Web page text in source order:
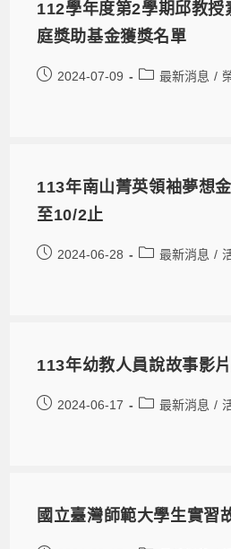
112學年度第2學期邱教授
庭獎助基金獲獎名單
2024-07-09 最新消息 /
113年南山菁英領袖夢想
至10/2止
2024-06-28 最新消息 /
113年幼教人員說故事影
2024-06-17 最新消息 /
國立臺灣師範大學生實習